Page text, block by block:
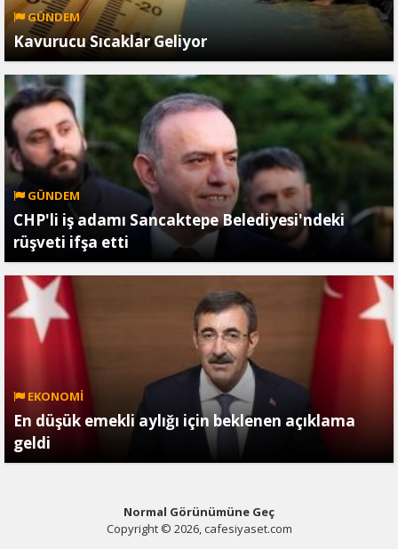
GÜNDEM
Kavurucu Sıcaklar Geliyor
GÜNDEM
CHP'li iş adamı Sancaktepe Belediyesi'ndeki
rüşveti ifşa etti
EKONOMİ
En düşük emekli aylığı için beklenen açıklama
geldi
Normal Görünümüne Geç
Copyright © 2026, cafesiyaset.com